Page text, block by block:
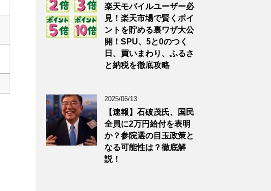
楽天モバイルユーザー必
見！楽天市場で賢くポイ
ントを貯める裏ワザ大公
開！SPU、5と0のつく
日、買いまわり、ふるさ
と納税を徹底攻略
2025/06/13
【速報】石破茂氏、国民
全員に2万円給付を表明
か？参院選の目玉政策と
なる可能性は？徹底解
説！